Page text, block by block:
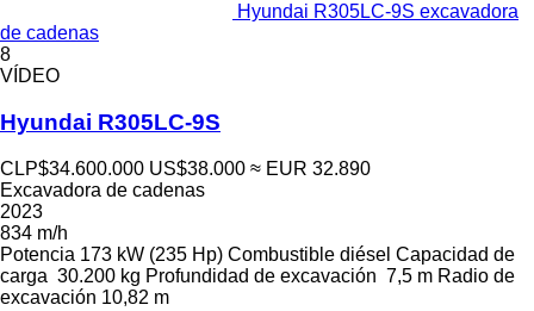
Hyundai R305LC-9S excavadora
de cadenas
8
VÍDEO
Hyundai R305LC-9S
CLP$34.600.000 US$38.000 ≈ EUR 32.890
Excavadora de cadenas
2023
834 m/h
Potencia 173 kW (235 Hp) Combustible diésel Capacidad de
carga 30.200 kg Profundidad de excavación 7,5 m Radio de
excavación 10,82 m